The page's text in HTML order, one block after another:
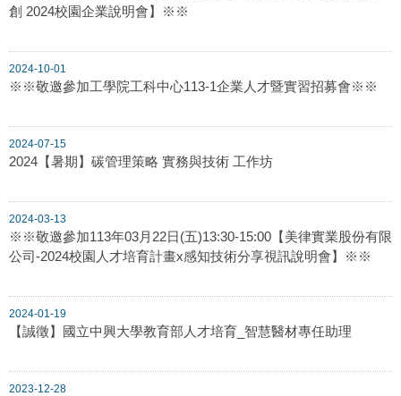
創 2024校園企業說明會】※※
2024-10-01
※※敬邀參加工學院工科中心113-1企業人才暨實習招募會※※
2024-07-15
2024【暑期】碳管理策略 實務與技術 工作坊
2024-03-13
※※敬邀參加113年03月22日(五)13:30-15:00【美律實業股份有限
公司-2024校園人才培育計畫x感知技術分享視訊說明會】※※
2024-01-19
【誠徵】國立中興大學教育部人才培育_智慧醫材專任助理
2023-12-28